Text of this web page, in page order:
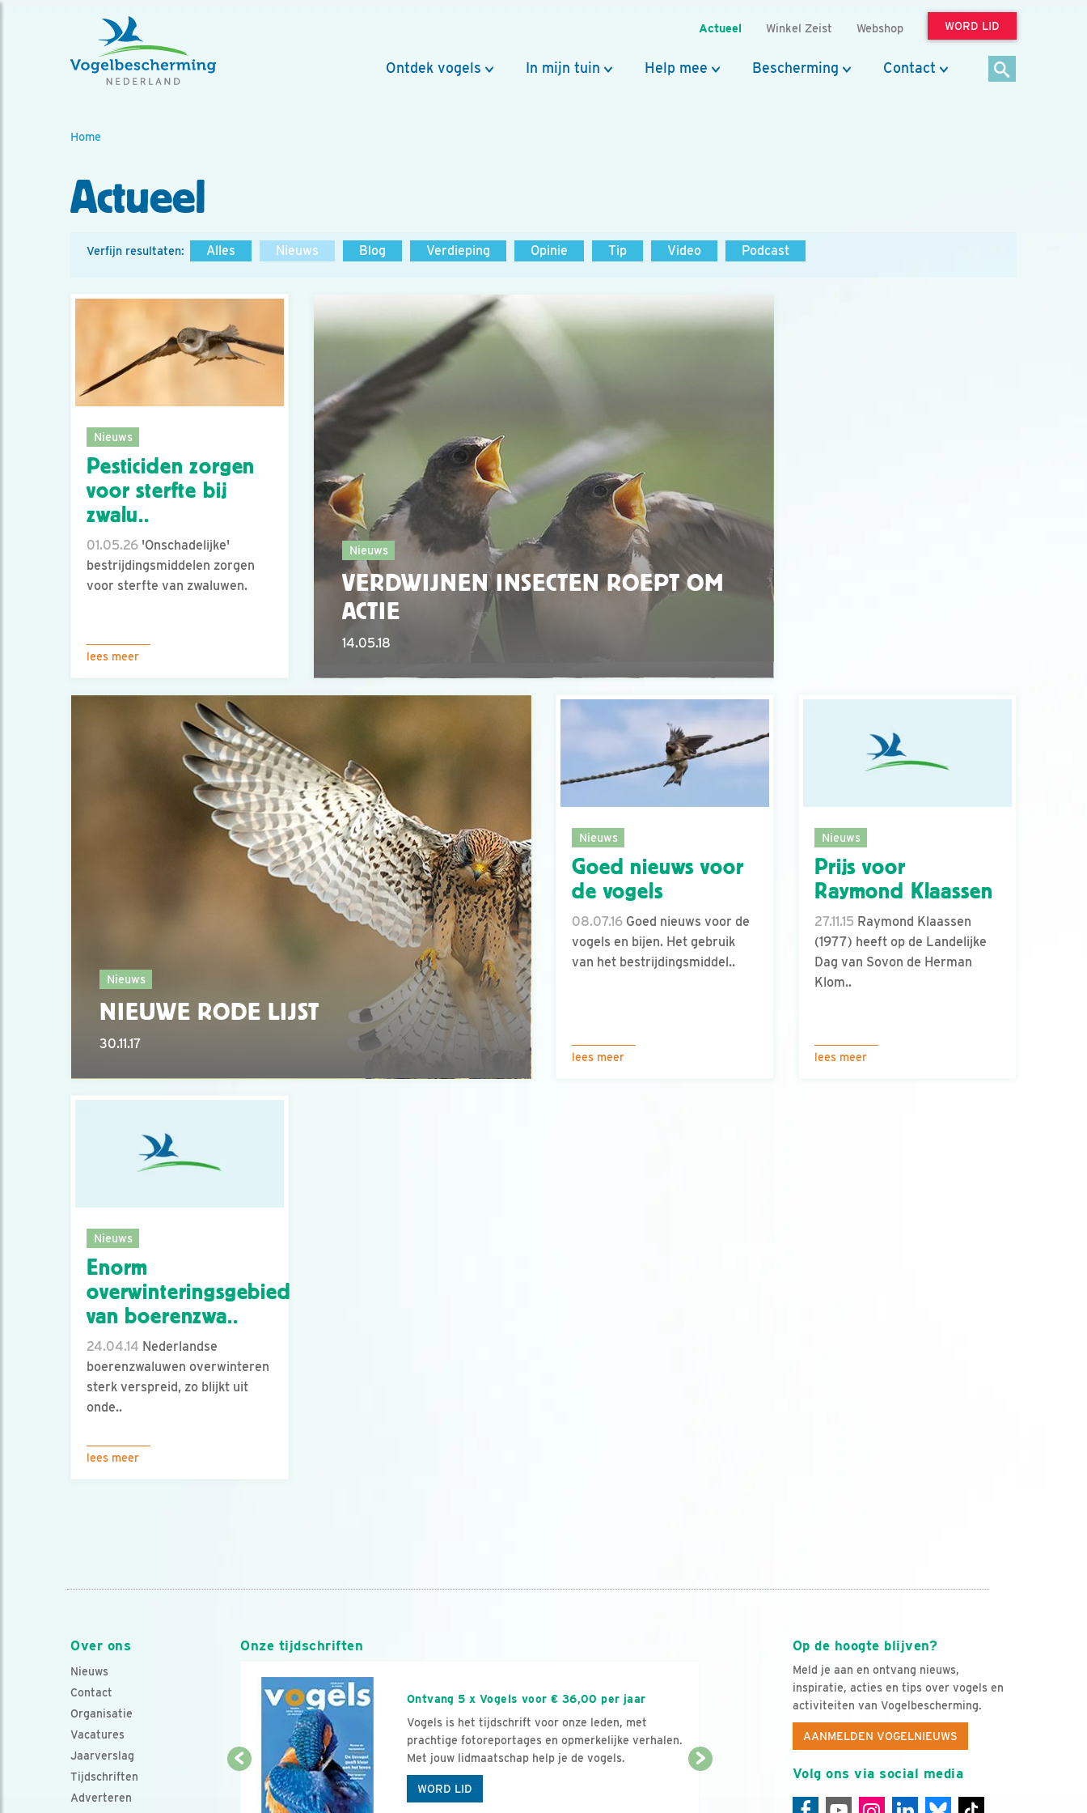
Actueel Winkel Zeist Webshop WORD LID
Ontdek vogels In mijn tuin Help mee Bescherming Contact
Home
Actueel
Verfijn resultaten: Alles Nieuws Blog Verdieping Opinie Tip Video Podcast
Nieuws
Pesticiden zorgen
voor sterfte bij
zwalu..
01.05.26 'Onschadelijke'
bestrijdingsmiddelen zorgen
voor sterfte van zwaluwen.
lees meer
Nieuws
VERDWIJNEN INSECTEN ROEPT OM
ACTIE
14.05.18
Nieuws
NIEUWE RODE LIJST
30.11.17
Nieuws
Goed nieuws voor
de vogels
08.07.16 Goed nieuws voor de
vogels en bijen. Het gebruik
van het bestrijdingsmiddel..
lees meer
Nieuws
Prijs voor
Raymond Klaassen
27.11.15 Raymond Klaassen
(1977) heeft op de Landelijke
Dag van Sovon de Herman
Klom..
lees meer
Nieuws
Enorm
overwinteringsgebied
van boerenzwa..
24.04.14 Nederlandse
boerenzwaluwen overwinteren
sterk verspreid, zo blijkt uit
onde..
lees meer
Over ons
Nieuws
Contact
Organisatie
Vacatures
Jaarverslag
Tijdschriften
Adverteren
Op de hoogte blijven?
Meld je aan en ontvang nieuws,
inspiratie, acties en tips over vogels en
activiteiten van Vogelbescherming.
AANMELDEN VOGELNIEUWS
Volg ons via social media
Onze tijdschriften
Ontvang 5 x Vogels voor € 36,00 per jaar
Vogels is het tijdschrift voor onze leden, met
prachtige fotoreportages en opmerkelijke verhalen.
Met jouw lidmaatschap help je de vogels.
WORD LID